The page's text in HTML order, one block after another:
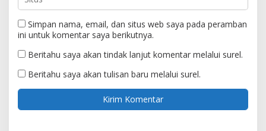
Simpan nama, email, dan situs web saya pada peramban
ini untuk komentar saya berikutnya.
Beritahu saya akan tindak lanjut komentar melalui surel.
Beritahu saya akan tulisan baru melalui surel.